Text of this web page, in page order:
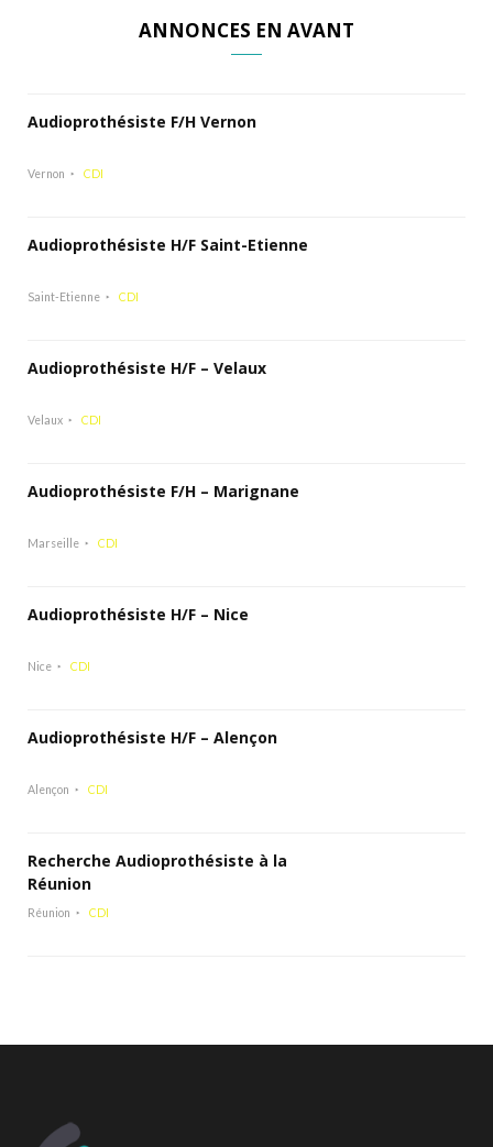
ANNONCES EN AVANT
Audioprothésiste F/H Vernon
Vernon CDI
Audioprothésiste H/F Saint-Etienne
Saint-Etienne CDI
Audioprothésiste H/F – Velaux
Velaux CDI
Audioprothésiste F/H – Marignane
Marseille CDI
Audioprothésiste H/F – Nice
Nice CDI
Audioprothésiste H/F – Alençon
Alençon CDI
Recherche Audioprothésiste à la
Réunion
Réunion CDI